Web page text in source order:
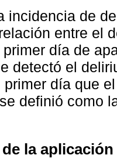
incidencia de
entre el
día de
detectó el
primer día que
definió como
la